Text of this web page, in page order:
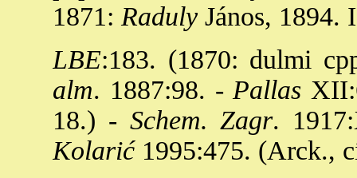
1871: Raduly János, 1894.
LBE:183. (1870: dulmi
alm. 1887:98. - Pallas
18.) - Schem. Zagr.
Kolarić 1995:475. (Arck.,